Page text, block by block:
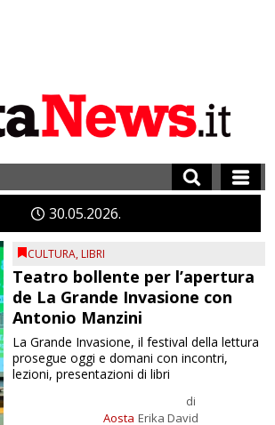
3005 2026
CULTURA, LIBRI
Teatro bollente per l’apertura
de La Grande Invasione con
Antonio Manzini
Aosta
di
Erika David
La Grande Invasione, il festival della lettura
prosegue oggi e domani con incontri,
lezioni, presentazioni di libri